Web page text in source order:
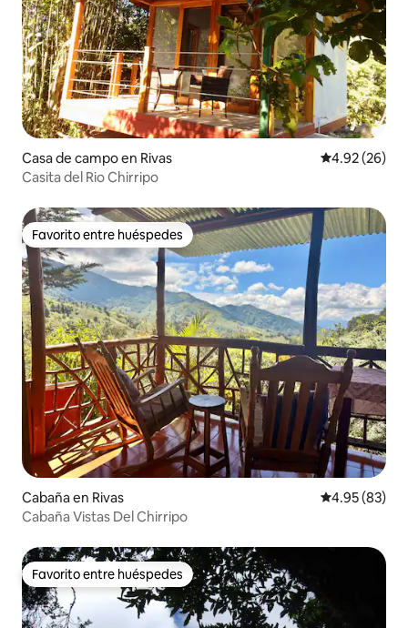
Casa de campo en Rivas Calificación
4.92 (26)
Casita del Rio Chirripo
Favorito entre huéspedes
Favorito entre huéspedes
Cabaña en Rivas Calificación
4.95 (83)
Cabaña Vistas Del Chirripo
Favorito entre huéspedes
Favorito entre huéspedes